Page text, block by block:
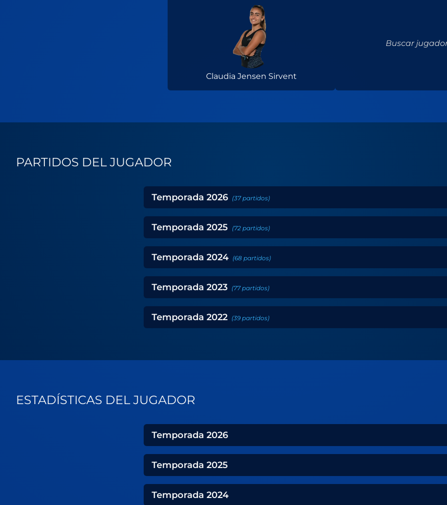
Claudia Jensen Sirvent
Buscar
PARTIDOS DEL JUGADOR
Temporada 2026 (37 partidos)
Temporada 2025 (72 partidos)
Temporada 2024 (68 partidos)
Temporada 2023 (77 partidos)
Temporada 2022 (39 partidos)
ESTADÍSTICAS DEL JUGADOR
Temporada 2026
Temporada 2025
Temporada 2024